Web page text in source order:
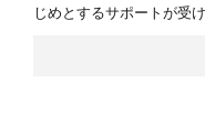
じめとするサポートが受